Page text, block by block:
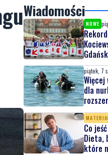
Wiadomości
NOWE
na
piątek, 7
Więcej
dla
Co
Dieta,
które